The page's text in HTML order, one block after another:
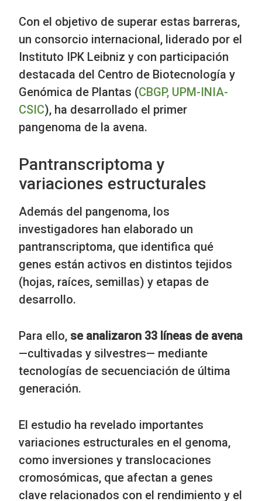
Con el objetivo de superar estas barreras,
un consorcio internacional, liderado por el
Instituto IPK Leibniz y con participación
destacada del Centro de Biotecnología y
Genómica de Plantas (CBGP, UPM-INIA-
CSIC), ha desarrollado el primer
pangenoma de la avena.
Pantranscriptoma y
variaciones estructurales
Además del pangenoma, los
investigadores han elaborado un
pantranscriptoma, que identifica qué
genes están activos en distintos tejidos
(hojas, raíces, semillas) y etapas de
desarrollo.
Para ello, se analizaron 33 líneas de avena
—cultivadas y silvestres— mediante
tecnologías de secuenciación de última
generación.
El estudio ha revelado importantes
variaciones estructurales en el genoma,
como inversiones y translocaciones
cromosómicas, que afectan a genes
clave relacionados con el rendimiento y el